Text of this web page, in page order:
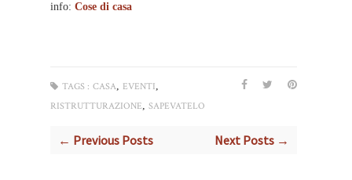
info: Cose di casa
TAGS : CASA, EVENTI,
RISTRUTTURAZIONE, SAPEVATELO
← Previous Posts Next Posts →